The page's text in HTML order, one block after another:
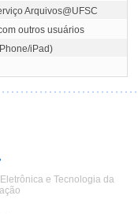
Arquivos@UFSC
outros usuários
iPad)
e Tecnologia da